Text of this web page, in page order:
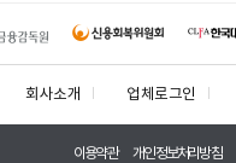
회사소개 업체로그인
이용약관 개인정보처리방침